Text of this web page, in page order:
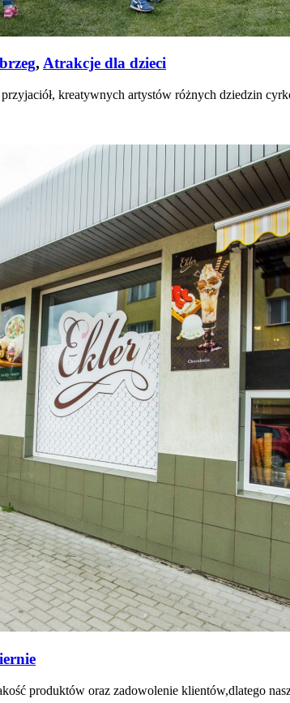
, Atrakcje dla dzieci
kreatywnych artystów różnych dziedzin
produktów oraz zadowolenie klientów,dlatego